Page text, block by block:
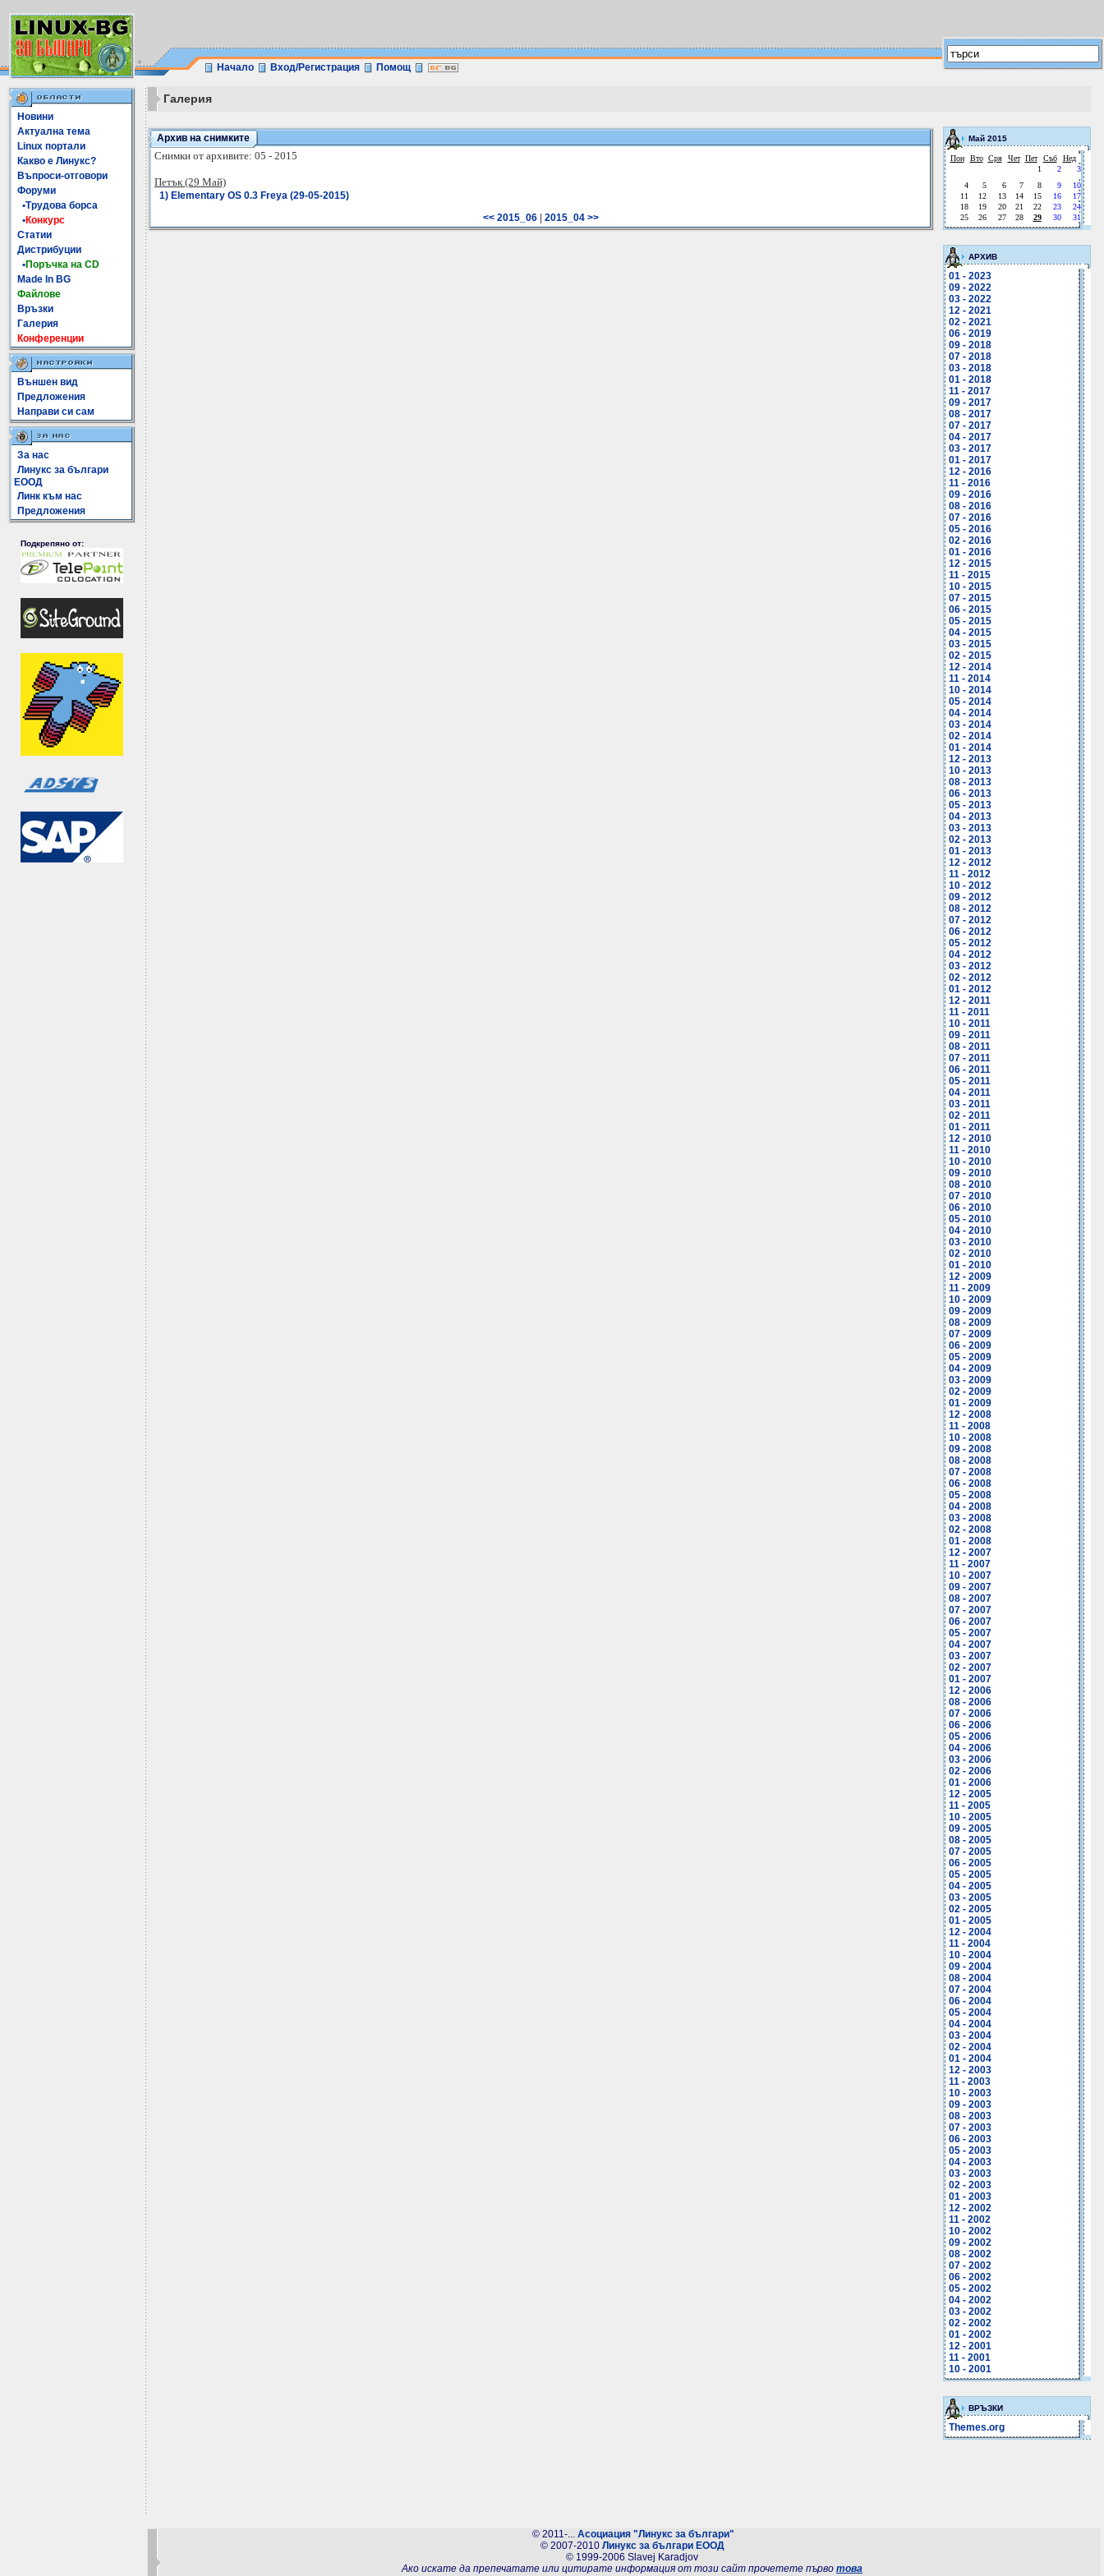
Начало Вход/Регистрация Помощ
Новини
Актуална тема
Linux портали
Какво е Линукс?
Въпроси-отговори
Форуми
•Трудова борса
•Конкурс
Статии
Дистрибуции
•Поръчка на CD
Made In BG
Файлове
Връзки
Галерия
Конференции
Външен вид
Предложения
Направи си сам
За нас
Линукс за българи
ЕООД
Линк към нас
Предложения
Подкрепяно от:
Галерия
Архив на снимките
Снимки от архивите: 05 - 2015
Петък (29 Май)
1) Elementary OS 0.3 Freya (29-05-2015)
<< 2015_06
2015_04 >>
Май 2015
Пон Вто Сря Чет Пет Съб
Нед
1
2
3
4
5 6 7 8 9
10
11
12 13 14 15 16
17
18
19 20 21 22 23
24
25
26 27 28 29 30 31
АРХИВ
01 - 2023
09 - 2022
03 - 2022
12 - 2021
02 - 2021
06 - 2019
09 - 2018
07 - 2018
03 - 2018
01 - 2018
11 - 2017
09 - 2017
08 - 2017
07 - 2017
04 - 2017
03 - 2017
01 - 2017
12 - 2016
11 - 2016
09 - 2016
08 - 2016
07 - 2016
05 - 2016
02 - 2016
01 - 2016
12 - 2015
11 - 2015
10 - 2015
07 - 2015
06 - 2015
05 - 2015
04 - 2015
03 - 2015
02 - 2015
12 - 2014
11 - 2014
10 - 2014
05 - 2014
04 - 2014
03 - 2014
02 - 2014
01 - 2014
12 - 2013
10 - 2013
08 - 2013
06 - 2013
05 - 2013
04 - 2013
03 - 2013
02 - 2013
01 - 2013
12 - 2012
11 - 2012
10 - 2012
09 - 2012
08 - 2012
07 - 2012
06 - 2012
05 - 2012
04 - 2012
03 - 2012
02 - 2012
01 - 2012
12 - 2011
11 - 2011
10 - 2011
09 - 2011
08 - 2011
07 - 2011
06 - 2011
05 - 2011
04 - 2011
03 - 2011
02 - 2011
01 - 2011
12 - 2010
11 - 2010
10 - 2010
09 - 2010
08 - 2010
07 - 2010
06 - 2010
05 - 2010
04 - 2010
03 - 2010
02 - 2010
01 - 2010
12 - 2009
11 - 2009
10 - 2009
09 - 2009
08 - 2009
07 - 2009
06 - 2009
05 - 2009
04 - 2009
03 - 2009
02 - 2009
01 - 2009
12 - 2008
11 - 2008
10 - 2008
09 - 2008
08 - 2008
07 - 2008
06 - 2008
05 - 2008
04 - 2008
03 - 2008
02 - 2008
01 - 2008
12 - 2007
11 - 2007
10 - 2007
09 - 2007
08 - 2007
07 - 2007
06 - 2007
05 - 2007
04 - 2007
03 - 2007
02 - 2007
01 - 2007
12 - 2006
08 - 2006
07 - 2006
06 - 2006
05 - 2006
04 - 2006
03 - 2006
02 - 2006
01 - 2006
12 - 2005
11 - 2005
10 - 2005
09 - 2005
08 - 2005
07 - 2005
06 - 2005
05 - 2005
04 - 2005
03 - 2005
02 - 2005
01 - 2005
12 - 2004
11 - 2004
10 - 2004
09 - 2004
08 - 2004
07 - 2004
06 - 2004
05 - 2004
04 - 2004
03 - 2004
02 - 2004
01 - 2004
12 - 2003
11 - 2003
10 - 2003
09 - 2003
08 - 2003
07 - 2003
06 - 2003
05 - 2003
04 - 2003
03 - 2003
02 - 2003
01 - 2003
12 - 2002
11 - 2002
10 - 2002
09 - 2002
08 - 2002
07 - 2002
06 - 2002
05 - 2002
04 - 2002
03 - 2002
02 - 2002
01 - 2002
12 - 2001
11 - 2001
10 - 2001
ВРЪЗКИ
Themes.org
© 2011-... Асоциация "Линукс за българи"
© 2007-2010 Линукс за българи ЕООД
© 1999-2006 Slavej Karadjov
Ако искате да препечатате или цитирате информация от този сайт прочетете първо това